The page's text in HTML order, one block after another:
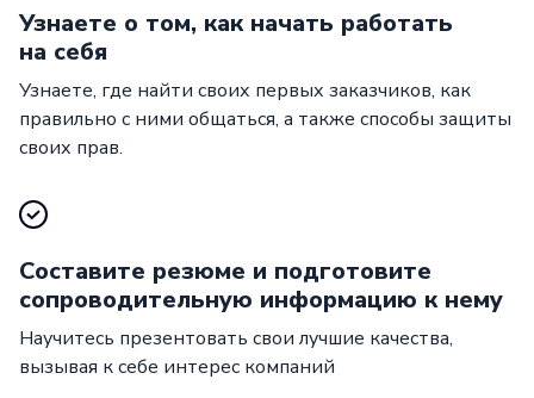
Узнаете о том, как начать работать
на себя
Узнаете, где найти своих первых заказчиков, как
правильно с ними общаться, а также способы защиты
своих прав.
Составите резюме и подготовите
сопроводительную информацию к нему
Научитесь презентовать свои лучшие качества,
вызывая к себе интерес компаний